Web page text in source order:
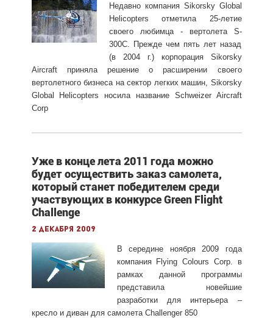
Недавно компания Sikorsky Global
Helicopters отметила 25-летие
своего любимца - вертолета S-
300С. Прежде чем пять лет назад
(в 2004 г.) корпорация Sikorsky
Aircraft приняла решение о расширении своего
вертолетного бизнеса на сектор легких машин, Sikorsky
Global Helicopters носила название Schweizer Aircraft
Corp
Уже в конце лета 2011 года можно
будет осуществить заказ самолета,
который станет победителем среди
участвующих в конкурсе Green Flight
Challenge
2 декабря 2009
В середине ноября 2009 года
компания Flying Colours Corp. в
рамках данной программы
представила новейшие
разработки для интерьера –
кресло и диван для самолета Challenger 850